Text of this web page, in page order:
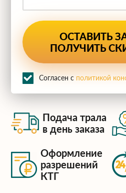
Подача трала
в день заказа
Оформление
разрешений
КТГ
Согласен с политикой